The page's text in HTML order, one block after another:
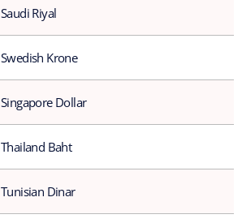
Saudi Riyal
Swedish Krone
Singapore Dollar
Thailand Baht
Tunisian Dinar